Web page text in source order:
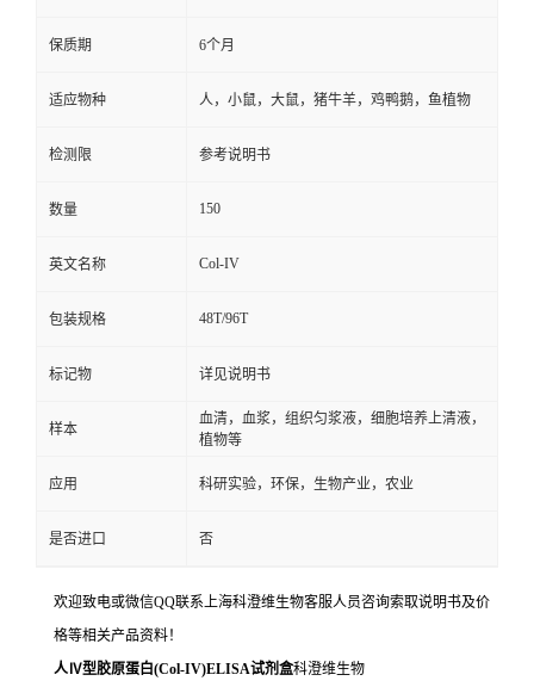
保质期 6个月
适应物种 人，小鼠，大鼠，猪牛羊，鸡鸭鹅，鱼植物
检测限 参考说明书
数量 150
英文名称 Col-IV
包装规格 48T/96T
标记物 详见说明书
样本
血清，血浆，组织匀浆液，细胞培养上清液，
植物等
应用 科研实验，环保，生物产业，农业
是否进口 否
欢迎致电或微信QQ联系上海科澄维生物客服人员咨询索取说明书及价
格等相关产品资料！
人Ⅳ型胶原蛋白(Col-IV)ELISA试剂盒科澄维生物